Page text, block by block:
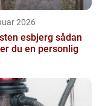
2026
esbjerg sådan
du en personlig